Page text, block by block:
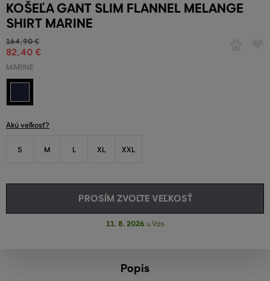
KOŠEĽA GANT SLIM FLANNEL MELANGE
SHIRT MARINE
164,90 €
82,40 €
MARINE
Akú veľkosť?
S M L XL XXL
PROSÍM ZVOĽTE VEĽKOSŤ
11. 8. 2026 u Vás
Popis